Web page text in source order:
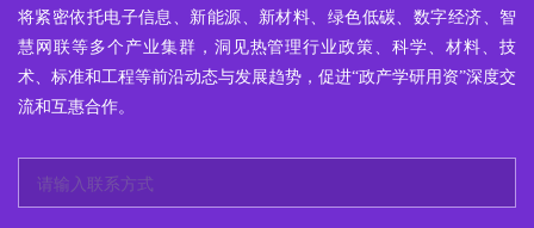
将紧密依托电子信息、新能源、新材料、绿色低碳、数字经济、智
慧网联等多个产业集群，洞见热管理行业政策、科学、材料、技
术、标准和工程等前沿动态与发展趋势，促进“政产学研用资”深度交
流和互惠合作。